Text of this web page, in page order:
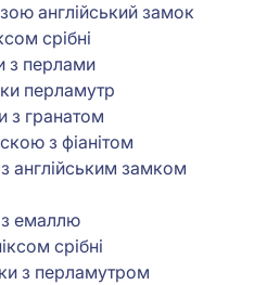
англійський замок
срібні
з перлами
перламутр
з гранатом
з фіанітом
англійським замком
з емаллю
срібні
з перламутром